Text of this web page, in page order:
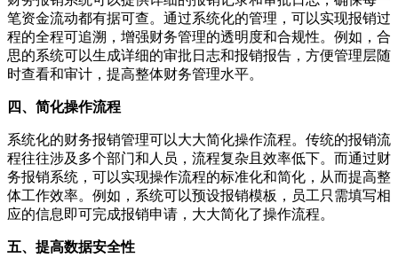
笔资金流动都有据可查。通过系统化的管理，可以实现报销过
程的全程可追溯，增强财务管理的透明度和合规性。例如，合
思的系统可以生成详细的审批日志和报销报告，方便管理层随
时查看和审计，提高整体财务管理水平。
四、简化操作流程
系统化的财务报销管理可以大大简化操作流程。传统的报销流
程往往涉及多个部门和人员，流程复杂且效率低下。而通过财
务报销系统，可以实现操作流程的标准化和简化，从而提高整
体工作效率。例如，系统可以预设报销模板，员工只需填写相
应的信息即可完成报销申请，大大简化了操作流程。
五、提高数据安全性